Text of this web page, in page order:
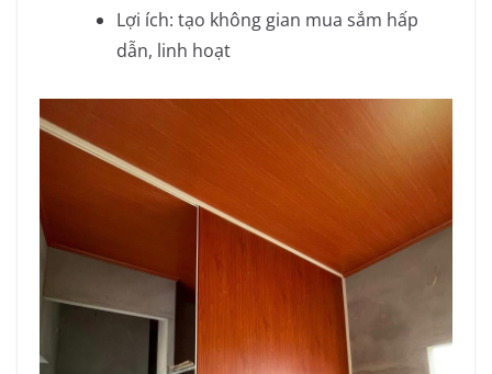
Lợi ích: tạo không gian mua sắm hấp
dẫn, linh hoạt